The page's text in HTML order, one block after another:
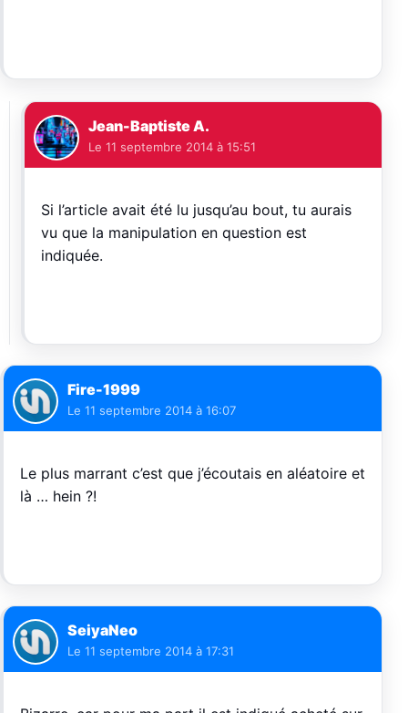
Jean-Baptiste A.
Le 11 septembre 2014 à 15:51
Si l’article avait été lu jusqu’au bout, tu aurais
vu que la manipulation en question est
indiquée.
Fire-1999
Le 11 septembre 2014 à 16:07
Le plus marrant c’est que j’écoutais en aléatoire et
là … hein ?!
SeiyaNeo
Le 11 septembre 2014 à 17:31